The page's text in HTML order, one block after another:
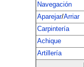
Navegación
Aparejar/Arriar
Carpintería
Achique
Artillería